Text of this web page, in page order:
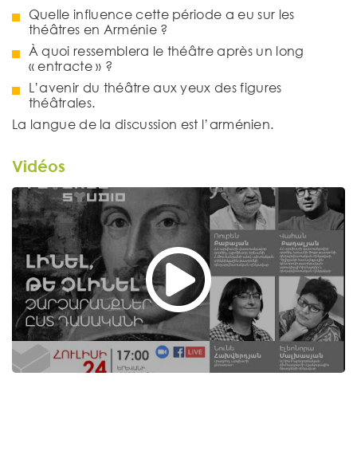
Quelle influence cette période a eu sur les
théâtres en Arménie ?
À quoi ressemblera le théâtre après un long
« entracte » ?
L’avenir du théâtre aux yeux des figures
théâtrales.
La langue de la discussion est l’arménien.
Vidéos